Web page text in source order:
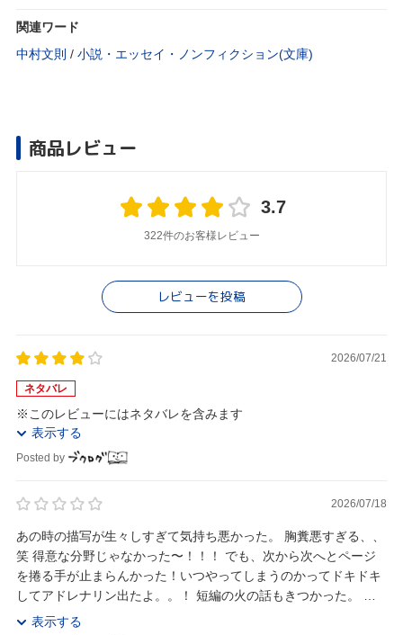
関連ワード
中村文則 / 小説・エッセイ・ノンフィクション(文庫)
商品レビュー
3.7
322件のお客様レビュー
レビューを投稿
2026/07/21
ネタバレ
※このレビューにはネタバレを含みます
表示する
Posted by
2026/07/18
あの時の描写が生々しすぎて気持ち悪かった。 胸糞悪すぎる、、
笑 得意な分野じゃなかった〜！！！ でも、次から次へとページ
を捲る手が止まらんかった！いつやってしまうのかってドキドキ
してアドレナリン出たよ。。！ 短編の火の話もきつかった。 私
は誰かが辛い目に遭わされている話...
表示する